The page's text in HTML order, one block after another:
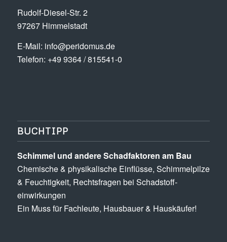
Rudolf-Diesel-Str. 2
97267 Himmelstadt
E-Mail: info@peridomus.de
Telefon: +49 9364 / 815541-0
BUCHTIPP
Schimmel und andere Schad­­faktoren am Bau
Chemische & physikalische Einflüsse, Schimmel­pilze
& Feuchtigkeit, Rechts­fragen bei Schadstoff­
einwirkungen
Ein Muss für Fachleute, Hausbauer & Hauskäufer!